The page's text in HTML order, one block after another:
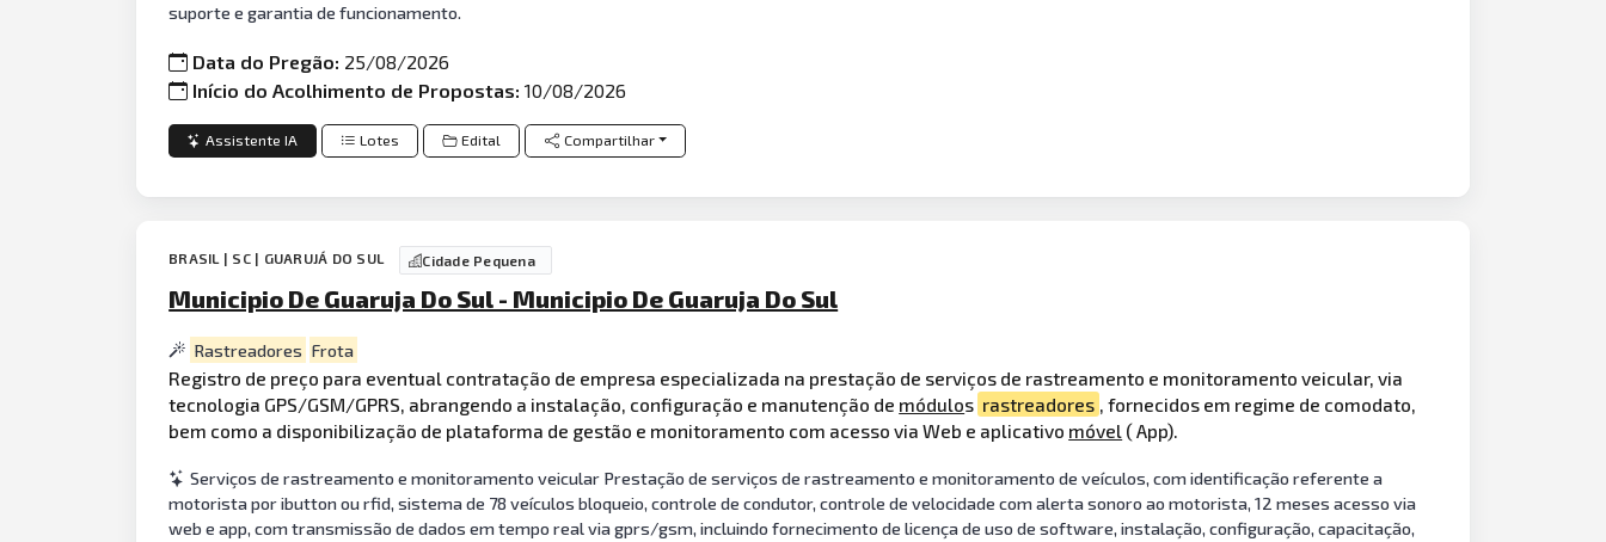
suporte e garantia de funcionamento.
Data do Pregão: 25/08/2026
Início do Acolhimento de Propostas:10/08/2026
Assistente IA Lotes Edital Compartilhar
BRASIL | SC | GUARUJÁ DO SUL Cidade Pequena
Municipio De Guaruja Do Sul - Municipio De Guaruja Do Sul
Rastreadores Frota
Registro de preço para eventual contratação de empresa especializada na prestação de serviços de rastreamento e monitoramento veicular, via
tecnologia GPS/GSM/GPRS, abrangendo a instalação, configuração e manutenção de módulos rastreadores , fornecidos em regime de comodato,
bem como a disponibilização de plataforma de gestão e monitoramento com acesso via Web e aplicativo móvel ( App).
Serviços de rastreamento e monitoramento veicular Prestação de serviços de rastreamento e monitoramento de veículos, com identificação referente a
motorista por ibutton ou rfid, sistema de 78 veículos bloqueio, controle de condutor, controle de velocidade com alerta sonoro ao motorista, 12 meses acesso via
web e app, com transmissão de dados em tempo real via gprs/gsm, incluindo fornecimento de licença de uso de software, instalação, configuração, capacitação,